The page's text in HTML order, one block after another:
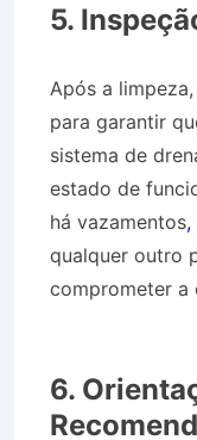
5.
Após a
para garantir
sistema de
estado de
há vazamentos,
qualquer outro
comprometer a
6.